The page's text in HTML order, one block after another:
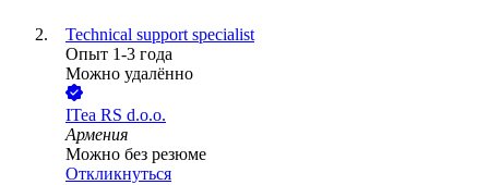
Technical support specialist
Опыт 1-3 года
Можно удалённо
ITea RS d.o.o.
Армения
Можно без резюме
Откликнуться